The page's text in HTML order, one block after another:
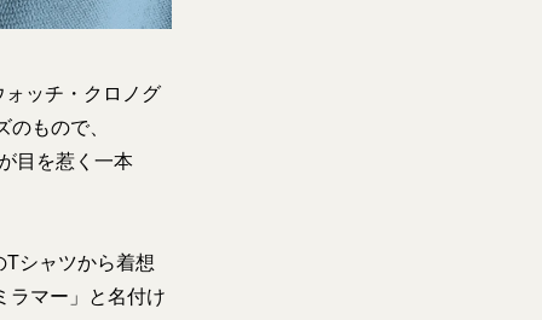
ッチ・クロノグ
もので、
目を惹く一本
シャツから着想
ラマー」と名付け